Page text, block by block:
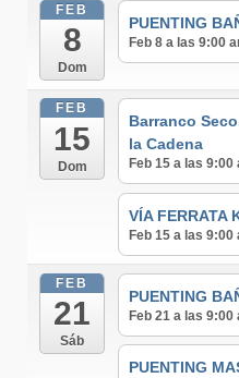
FEB
8
Dom
PUENTING
Feb 8 a las 9:00
FEB
15
Dom
Barranco
la Cadena
Feb 15 a las 9:00
VÍA FERRATA
Feb 15 a las 9:00
FEB
21
Sáb
PUENTING
Feb 21 a las 9:00
PUENTING